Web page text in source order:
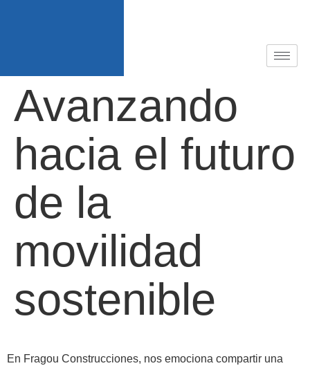
Avanzando
hacia el futuro
de la
movilidad
sostenible
En Fragou Construcciones, nos emociona compartir una